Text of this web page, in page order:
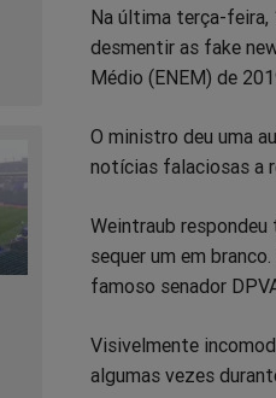
no
Facebook
no
Whatsapp
no
Na última terça-feira,
desmentir as fake
Médio (ENEM) de
O ministro deu uma
notícias falaciosas a
Weintraub respondeu
sequer um em
famoso senador
Visivelmente
algumas vezes